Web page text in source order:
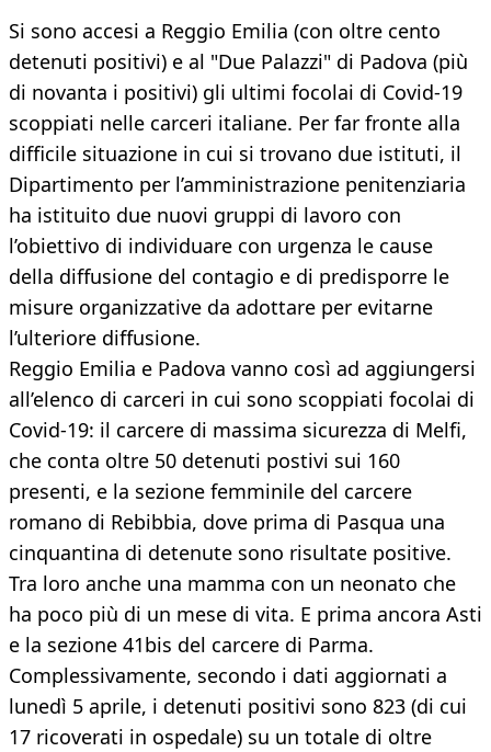
Si sono accesi a Reggio Emilia (con oltre cento
detenuti positivi) e al "Due Palazzi" di Padova (più
di novanta i positivi) gli ultimi focolai di Covid-19
scoppiati nelle carceri italiane. Per far fronte alla
difficile situazione in cui si trovano due istituti, il
Dipartimento per l’amministrazione penitenziaria
ha istituito due nuovi gruppi di lavoro con
l’obiettivo di individuare con urgenza le cause
della diffusione del contagio e di predisporre le
misure organizzative da adottare per evitarne
l’ulteriore diffusione.
Reggio Emilia e Padova vanno così ad aggiungersi
all’elenco di carceri in cui sono scoppiati focolai di
Covid-19: il carcere di massima sicurezza di Melfi,
che conta oltre 50 detenuti postivi sui 160
presenti, e la sezione femminile del carcere
romano di Rebibbia, dove prima di Pasqua una
cinquantina di detenute sono risultate positive.
Tra loro anche una mamma con un neonato che
ha poco più di un mese di vita. E prima ancora Asti
e la sezione 41bis del carcere di Parma.
Complessivamente, secondo i dati aggiornati a
lunedì 5 aprile, i detenuti positivi sono 823 (di cui
17 ricoverati in ospedale) su un totale di oltre